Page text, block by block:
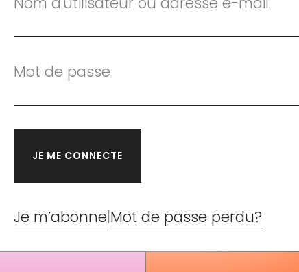
Mot de passe
Je m’abonne|Mot de passe perdu?